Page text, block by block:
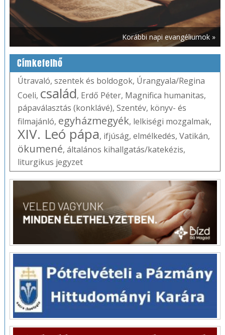
Korábbi napi evangéliumok »
Címkefelhő
Útravaló, szentek és boldogok, Úrangyala/Regina
Coeli, család, Erdő Péter, Magnifica humanitas,
pápaválasztás (konklávé), Szentév, könyv- és
filmajánló, egyházmegyék, lelkiségi mozgalmak,
XIV. Leó pápa, ifjúság, elmélkedés, Vatikán,
ökumené, általános kihallgatás/katekézis,
liturgikus jegyzet